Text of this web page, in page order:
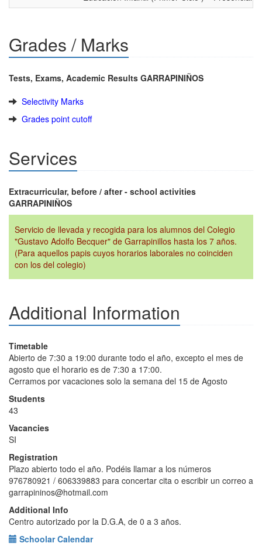
Grades / Marks
Tests, Exams, Academic Results GARRAPINIÑOS
Selectivity Marks
Grades point cutoff
Services
Extracurricular, before / after - school activities
GARRAPINIÑOS
Servicio de llevada y recogida para los alumnos del Colegio
"Gustavo Adolfo Becquer" de Garrapinillos hasta los 7 años.
(Para aquellos papis cuyos horarios laborales no coinciden
con los del colegio)
Additional Information
Timetable
Abierto de 7:30 a 19:00 durante todo el año, excepto el mes de
agosto que el horario es de 7:30 a 17:00.
Cerramos por vacaciones solo la semana del 15 de Agosto
Students
43
Vacancies
SI
Registration
Plazo abierto todo el año. Podéis llamar a los números
976780921 / 606339883 para concertar cita o escribir un correo a
garrapininos@hotmail.com
Additional Info
Centro autorizado por la D.G.A, de 0 a 3 años.
Schoolar Calendar